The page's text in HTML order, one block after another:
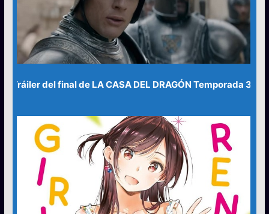
Tráiler del final de LA CASA DEL DRAGÓN Temporada 3